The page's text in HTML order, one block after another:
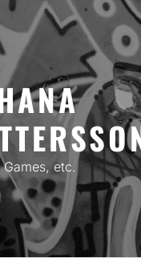
Games, etc.